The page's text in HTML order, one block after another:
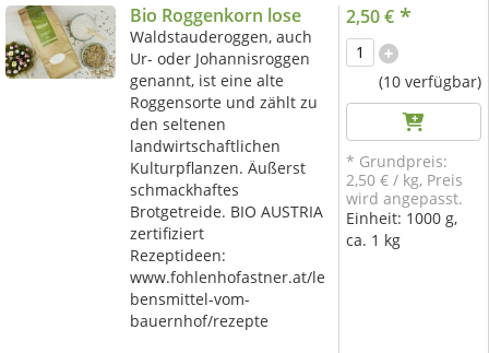
Bio Roggenkorn lose
Waldstauderoggen, auch
Ur- oder Johannisroggen
genannt, ist eine alte
Roggensorte und zählt zu
den seltenen
landwirtschaftlichen
Kulturpflanzen. Äußerst
schmackhaftes
Brotgetreide. BIO AUSTRIA
zertifiziert
Rezeptideen:
www.fohlenhofastner.at/le
bensmittel-vom-
bauernhof/rezepte
2,50 € *
(10 verfügbar)
* Grundpreis:
2,50 €/ kg, Preis
wird angepasst.
Einheit: 1000 g,
ca. 1 kg